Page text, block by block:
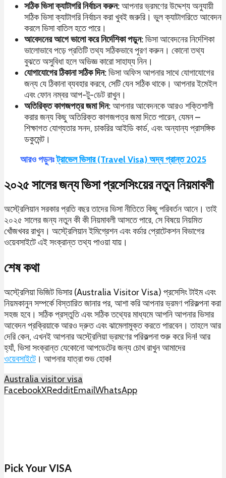
সঠিক ভিসা ক্যাটাগরি নির্বাচন করুন:আপনার ভ্রমণের উদ্দেশ্য অনুযায়ী
সঠিক ভিসা ক্যাটাগরি নির্বাচন করা খুবই জরুরি। ভুল ক্যাটাগরিতে আবেদন
করলে ভিসা বাতিল হতে পারে।
আবেদনের আগে ভালো করে নির্দেশিকা পড়ুন:ভিসা আবেদনের নির্দেশিকা
ভালোভাবে পড়ে প্রতিটি তথ্য সঠিকভাবে পূরণ করুন। কোনো তথ্য
বুঝতে অসুবিধা হলে অভিজ্ঞ কারো সাহায্য নিন।
যোগাযোগের ঠিকানা সঠিক দিন:ভিসা অফিস আপনার সাথে যোগাযোগের
জন্য যে ঠিকানা ব্যবহার করবে, সেটি যেন সঠিক থাকে। আপনার ইমেইল
এবং ফোন নম্বর আপ-টু-ডেট রাখুন।
অতিরিক্ত কাগজপত্র জমা দিন:আপনার আবেদনকে আরও শক্তিশালী
করার জন্য কিছু অতিরিক্ত কাগজপত্র জমা দিতে পারেন, যেমন –
শিক্ষাগত যোগ্যতার সনদ, চাকরির আইডি কার্ড, এবং অন্যান্য প্রাসঙ্গিক
ডকুমেন্ট।
আরও পড়ুনঃট্রাভেল ভিসার (Travel Visa) অদ্য প্রান্ত 2025
২০২৫ সালের জন্য ভিসা প্রসেসিংয়ের নতুন নিয়মাবলী
অস্ট্রেলিয়ান সরকার প্রতি বছর তাদের ভিসা নীতিতে কিছু পরিবর্তন আনে। তাই
২০২৫ সালের জন্য নতুন কী কী নিয়মাবলী আসতে পারে, সে বিষয়ে নিয়মিত
খোঁজখবর রাখুন। অস্ট্রেলিয়ান ইমিগ্রেশন এবং বর্ডার প্রোটেকশন বিভাগের
ওয়েবসাইটে এই সংক্রান্ত তথ্য পাওয়া যায়।
শেষ কথা
অস্ট্রেলিয়া ভিজিট ভিসার (Australia Visitor Visa) প্রসেসিং টাইম এবং
নিয়মকানুন সম্পর্কে বিস্তারিত জানার পর, আশা করি আপনার ভ্রমণ পরিকল্পনা করা
সহজ হবে। সঠিক প্রস্তুতি এবং সঠিক তথ্যের মাধ্যমে আপনি আপনার ভিসার
আবেদন প্রক্রিয়াকে আরও দ্রুত এবং ঝামেলামুক্ত করতে পারবেন। তাহলে আর
দেরি কেন, এখনই আপনার অস্ট্রেলিয়া ভ্রমণের পরিকল্পনা শুরু করে দিন! আর
হ্যাঁ, ভিসা সংক্রান্ত যেকোনো আপডেটের জন্য চোখ রাখুন আমাদের
ওয়েবসাইটে। আপনার যাত্রা শুভ হোক!
Australia visitor visa
FacebookXRedditEmailWhatsApp
Pick Your VISA